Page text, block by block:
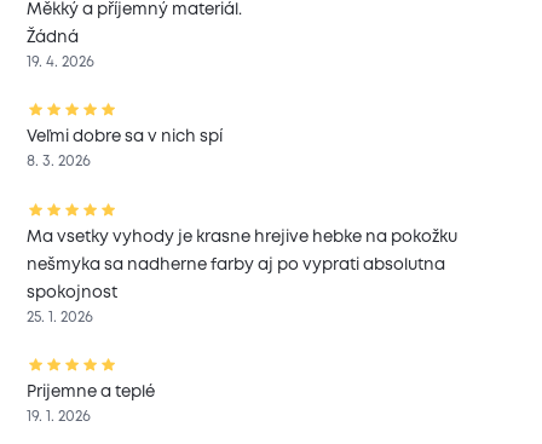
Měkký a příjemný materiál.
Žádná
19. 4. 2026
Veľmi dobre sa v nich spí
8. 3. 2026
Ma vsetky vyhody je krasne hrejive hebke na pokožku
nešmyka sa nadherne farby aj po vyprati absolutna
spokojnost
25. 1. 2026
Prijemne a teplé
19. 1. 2026